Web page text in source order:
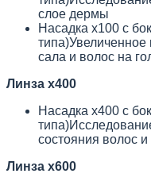
слое дермы
Насадка х100 с
типа)Увеличенное
сала и волос на
Линза x400
Насадка х400 с
состояния волос
Линза x600